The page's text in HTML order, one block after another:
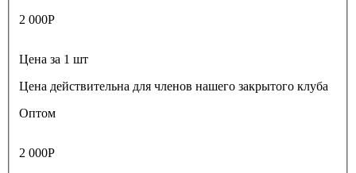
2 000Р
Цена за 1 шт
Цена действительна для членов нашего закрытого клуба
Оптом
2 000Р